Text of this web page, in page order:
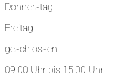
Donnerstag
Freitag
geschlossen
09:00 Uhr bis 15:00 Uhr